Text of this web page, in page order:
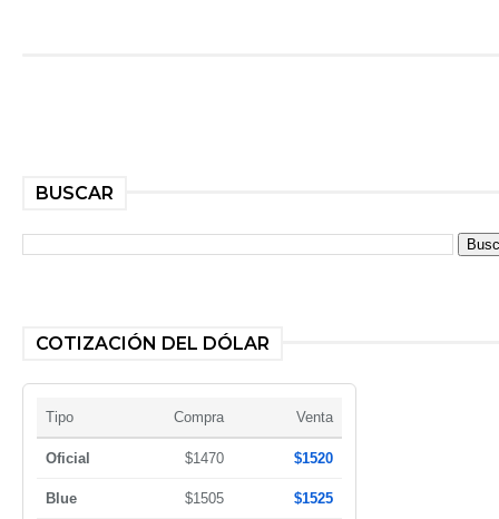
BUSCAR
COTIZACIÓN DEL DÓLAR
Tipo Compra Venta
Oficial $1470 $1520
Blue $1505 $1525